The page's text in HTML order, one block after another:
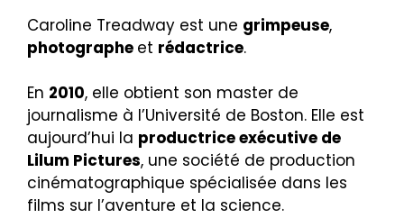
Caroline Treadway est une grimpeuse,
photographe et rédactrice.
En 2010, elle obtient son master de
journalisme à l’Université de Boston. Elle est
aujourd’hui la productrice exécutive de
Lilum Pictures, une société de production
cinématographique spécialisée dans les
films sur l’aventure et la science.